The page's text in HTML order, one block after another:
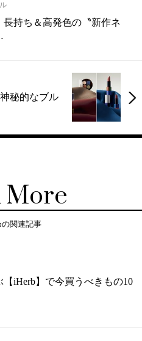
長持ち＆高発色の〝新作ネ
秘的なブル
More
関連記事
iHerb】で今買うべきもの10